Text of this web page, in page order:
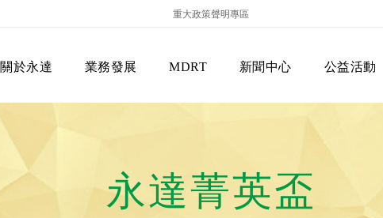
重大政策聲明專區
關於永達 業務發展 MDRT 新聞中心 公益活動
永達菁英盃